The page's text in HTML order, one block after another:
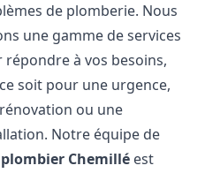
de plomberie. Nous
une gamme de services
répondre à vos besoins,
soit pour une urgence,
ou une
Notre équipe de
Chemillé est